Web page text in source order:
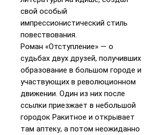
свой особый
импрессионистический стиль
повествования.
Роман «Отступление» — о
судьбах двух друзей, получивших
образование в большом городе и
участвующих в революционном
движении. Один из них после
ссылки приезжает в небольшой
городок Ракитное и открывает
там аптеку, а потом неожиданно